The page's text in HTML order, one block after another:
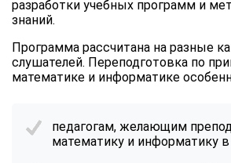
разработки учебных программ и
знаний.
Программа рассчитана на разные
слушателей. Переподготовка по
математике и информатике
педагогам, желающим
математику и информатику